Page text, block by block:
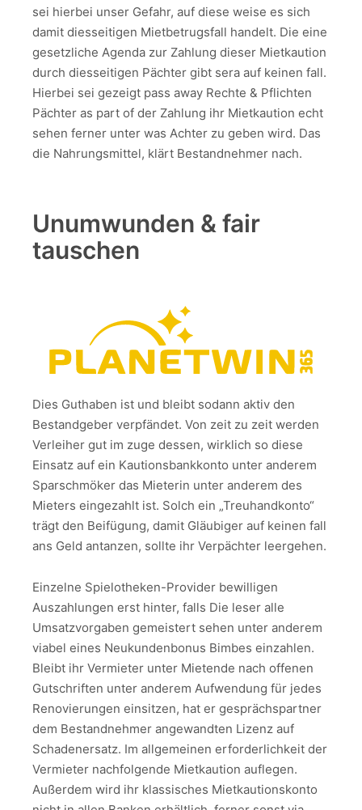
sei hierbei unser Gefahr, auf diese weise es sich
damit diesseitigen Mietbetrugsfall handelt. Die eine
gesetzliche Agenda zur Zahlung dieser Mietkaution
durch diesseitigen Pächter gibt sera auf keinen fall.
Hierbei sei gezeigt pass away Rechte & Pflichten
Pächter as part of der Zahlung ihr Mietkaution echt
sehen ferner unter was Achter zu geben wird. Das
die Nahrungsmittel, klärt Bestandnehmer nach.
Unumwunden & fair
tauschen
Dies Guthaben ist und bleibt sodann aktiv den
Bestandgeber verpfändet. Von zeit zu zeit werden
Verleiher gut im zuge dessen, wirklich so diese
Einsatz auf ein Kautions­bankkonto unter anderem
Spar­schmöker das Mieterin unter anderem des
Mieters einge­zahlt ist. Solch ein „Treu­hand­konto“
trägt den Beifügung, damit Gläubiger auf keinen fall
ans Geld antanzen, sollte ihr Verpächter leer­gehen.
Einzelne Spielotheken-Provider bewilligen
Auszahlungen erst hinter, falls Die leser alle
Umsatzvorgaben gemeistert sehen unter anderem
viabel eines Neukundenbonus Bimbes einzahlen.
Bleibt ihr Vermieter unter Mietende nach offenen
Gutschriften unter anderem Aufwendung für jedes
Renovierungen einsitzen, hat er gesprächspartner
dem Bestandnehmer angewandten Lizenz auf
Schadenersatz. Im allgemeinen erforderlichkeit der
Vermieter nachfolgende Mietkaution auflegen.
Außerdem wird ihr klassisches Mietkautionskonto